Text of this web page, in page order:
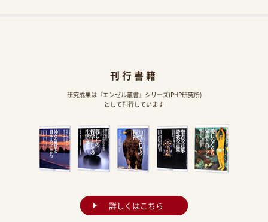
刊行書籍
研究成果は『エンゼル叢書』シリーズ(PHP研究所)
として刊行しています
詳しくはこちら